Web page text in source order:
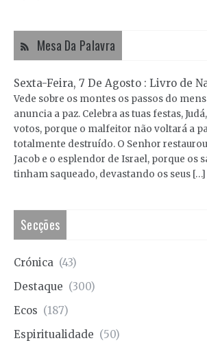
Mesa Da Palavra
Sexta-Feira, 7 De Agosto : Livro de
Vede sobre os montes os passos do
anuncia a paz. Celebra as tuas festas,
votos, porque o malfeitor não voltará a
totalmente destruído. O Senhor
Jacob e o esplendor de Israel, porque os
tinham saqueado, devastando os seus […]
Secções
Crónica (43)
Destaque (300)
Ecos (187)
Espiritualidade (50)